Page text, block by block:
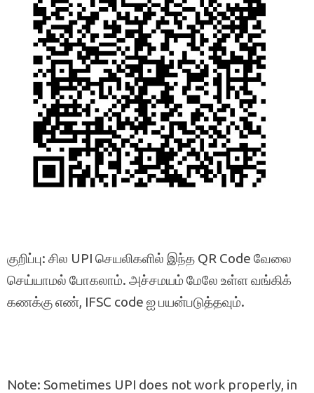
குறிப்பு: சில UPI செயலிகளில் இந்த QR Code வேலை
செய்யாமல் போகலாம். அச்சமயம் மேலே உள்ள வங்கிக்
கணக்கு எண், IFSC code ஐ பயன்படுத்தவும்.
Note: Sometimes UPI does not work properly, in